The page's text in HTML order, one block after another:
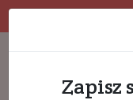
Zapisz